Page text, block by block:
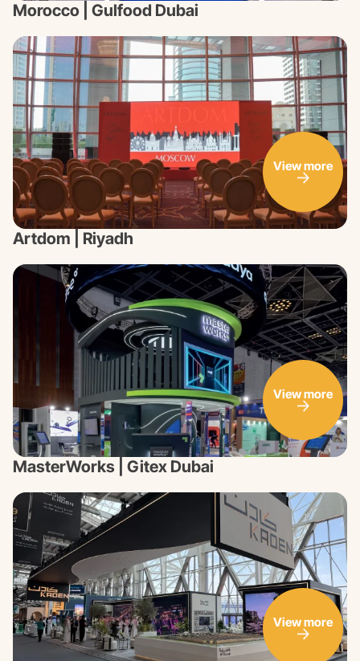
Morocco | Gulfood Dubai
Artdom | Riyadh
View more
MasterWorks | Gitex Dubai
View more
View more